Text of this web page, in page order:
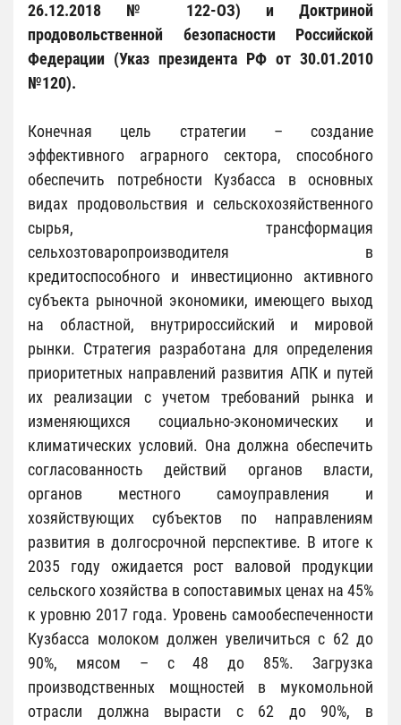
26.12.2018 № 122-ОЗ) и Доктриной
продовольственной безопасности Российской
Федерации (Указ президента РФ от 30.01.2010
№120).
Конечная цель стратегии – создание
эффективного аграрного сектора, способного
обеспечить потребности Кузбасса в основных
видах продовольствия и сельскохозяйственного
сырья, трансформация
сельхозтоваропроизводителя в
кредитоспособного и инвестиционно активного
субъекта рыночной экономики, имеющего выход
на областной, внутрироссийский и мировой
рынки. Стратегия разработана для определения
приоритетных направлений развития АПК и путей
их реализации с учетом требований рынка и
изменяющихся социально-экономических и
климатических условий. Она должна обеспечить
согласованность действий органов власти,
органов местного самоуправления и
хозяйствующих субъектов по направлениям
развития в долгосрочной перспективе. В итоге к
2035 году ожидается рост валовой продукции
сельского хозяйства в сопоставимых ценах на 45%
к уровню 2017 года. Уровень самообеспеченности
Кузбасса молоком должен увеличиться с 62 до
90%, мясом – с 48 до 85%. Загрузка
производственных мощностей в мукомольной
отрасли должна вырасти с 62 до 90%, в